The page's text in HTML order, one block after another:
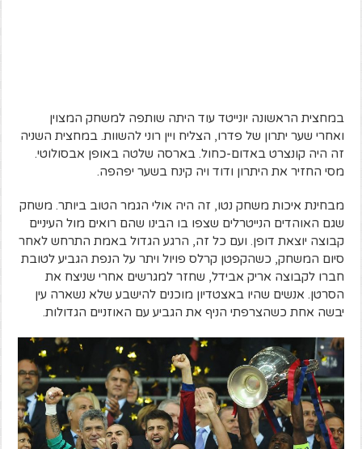
במחצית הראשונה יונייטד עוד היתה שותפה למשחק המצוין
ואחרי שער יתרון של פדרו, הצליח ויין רוני להשוות. במחצית השניה
זה היה קונצרט באדום-כחול. בארסה שלטה באופן אבסולוטי.
מסי החזיר את היתרון ודוד ויה קינח בשער יפהפה.
מבחינת איכות משחק נטו, זה היה אולי הגמר הטוב ביותר. משחק
שגם האוהדים הנייטרלים שצפו בו הבינו שהם רואים מול העיניים
קבוצה יוצאת דופן. ועם כל זה, הרגע הגדול באמת התרחש לאחר
סיום המשחק, כשהקפטן קרלס פויול ויתר על הנפת הגביע לטובת
חברו לקבוצה אריק אבידל, שחזר למגרשים אחרי שניצח את
הסרטן. אנשים שהיו באצטדיון מוכנים להישבע שלא נשארה עין
יבשה אחת כשהצרפתי הניף את הגביע עם האוזניים הגדולות.